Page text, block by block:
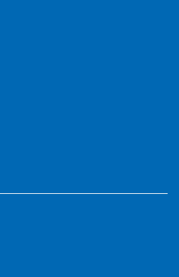
nebeneinanderliegender
Stoßdämpfung und